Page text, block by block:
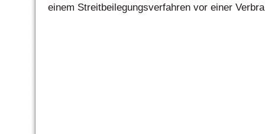
einem Streitbeilegungsverfahren vor einer